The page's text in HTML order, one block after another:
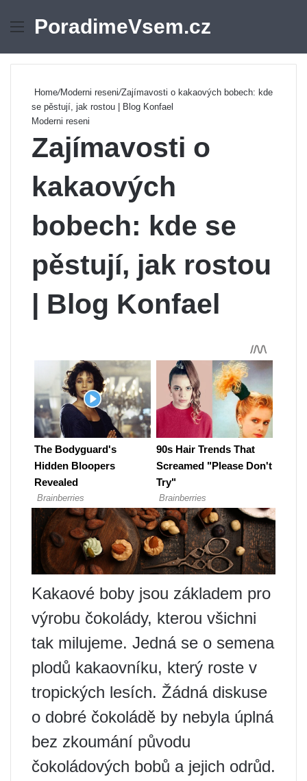
Menu
PoradimeVsem.cz
Home/Moderni reseni/Zajímavosti o kakaových bobech: kde
se pěstují, jak rostou | Blog Konfael
Moderni reseni
Zajímavosti o
kakaových
bobech: kde se
pěstují, jak rostou
| Blog Konfael
Kakaové boby jsou základem pro
výrobu čokolády, kterou všichni
tak milujeme. Jedná se o semena
plodů kakaovníku, který roste v
tropických lesích. Žádná diskuse
o dobré čokoládě by nebyla úplná
bez zkoumání původu
čokoládových bobů a jejich odrůd.